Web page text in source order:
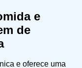
e
de
e oferece uma